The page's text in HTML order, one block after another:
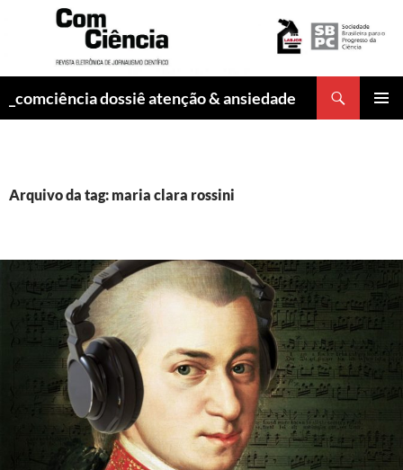
_comciência dossiê atenção & ansiedade
Arquivo da tag: maria clara rossini